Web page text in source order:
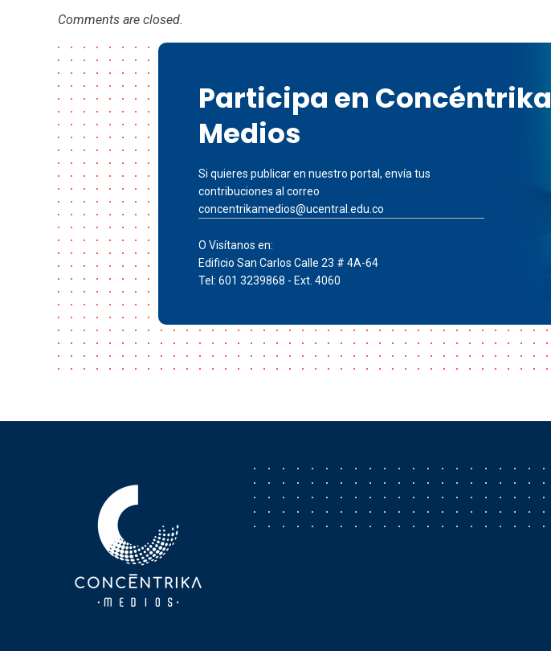
Comments are closed.
Participa en Concéntrika
Medios
Si quieres publicar en nuestro portal, envía tus
contribuciones al correo
concentrikamedios@ucentral.edu.co
O Visítanos en:
Edificio San Carlos Calle 23 # 4A-64
Tel: 601 3239868 - Ext. 4060